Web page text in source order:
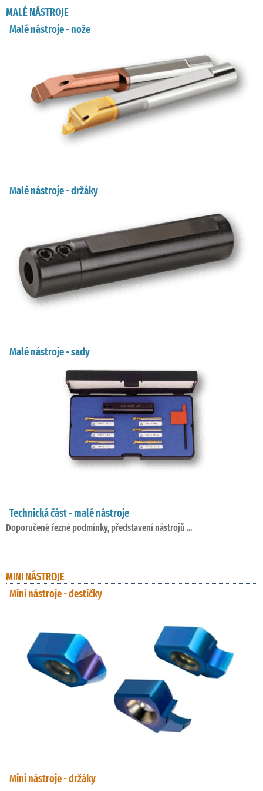
MALÉ NÁSTROJE
Malé nástroje - nože
Malé nástroje - držáky
Malé nástroje - sady
Technická část - malé nástroje
Doporučené řezné podmínky, představení nástrojů ...
MINI NÁSTROJE
Mini nástroje - destičky
Mini nástroje - držáky